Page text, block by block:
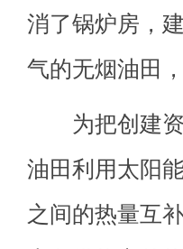
消了锅炉房，
气的无烟油田
为把创建资
油田利用太阳
之间的热量互